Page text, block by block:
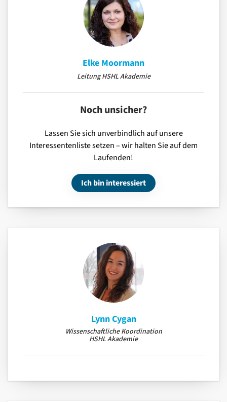
Elke Moormann
Leitung HSHL Akademie
Noch unsicher?
Lassen Sie sich unverbindlich auf unsere
Interessentenliste setzen – wir halten Sie auf dem
Laufenden!
Ich bin interessiert
Lynn Cygan
Wissenschaftliche Koordination
HSHL Akademie